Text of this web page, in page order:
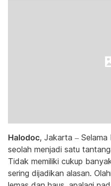
Halodoc, Jakarta – Selama
seolah menjadi satu
Tidak memiliki cukup
sering dijadikan alasan.